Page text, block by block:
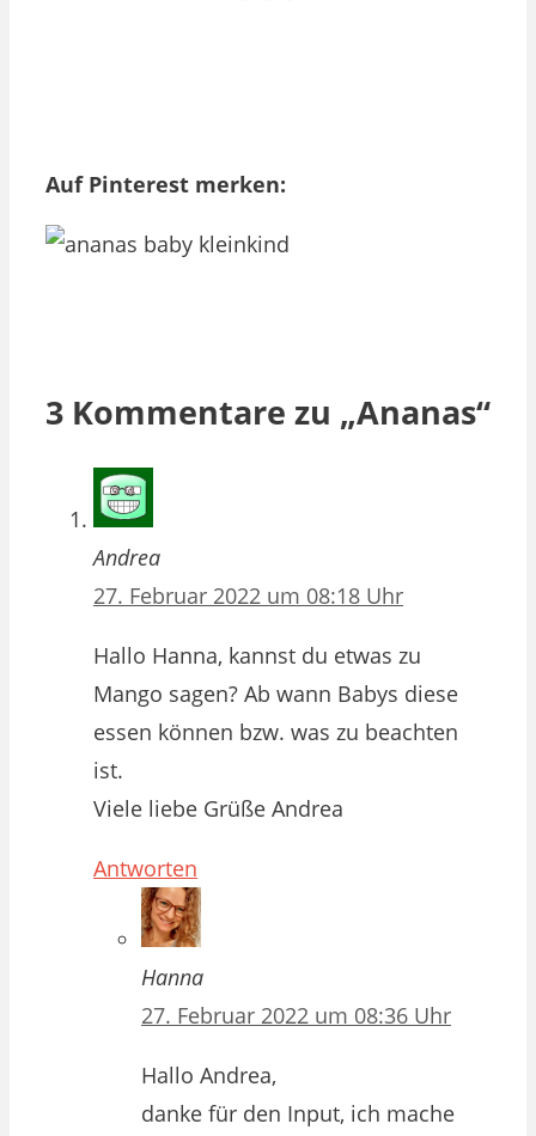
Auf Pinterest merken:
3 Kommentare zu „Ananas“
Andrea
27. Februar 2022 um 08:18 Uhr
Hallo Hanna, kannst du etwas zu
Mango sagen? Ab wann Babys diese
essen können bzw. was zu beachten
ist.
Viele liebe Grüße Andrea
Antworten
Hanna
27. Februar 2022 um 08:36 Uhr
Hallo Andrea,
danke für den Input, ich mache